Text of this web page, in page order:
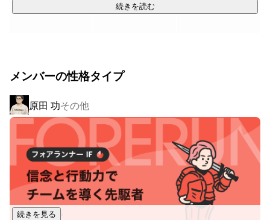
システム開発やインフラ構築・運用支援などを行っていま
・業務システムの改善・開発
・インフラ環境の構築・運用
など、幅広いプロジェクトに携わっています。
企業ごとに課題はさまざなですが、エンジニアの力で課題を
解決し、価値を提供しています。
ITは社会を支える重要なインフラ。
私たちはその中心、企業や社会の成長を支えています。
続きを読む
メンバーの性格タイプ
原田 功その他
続きを見る